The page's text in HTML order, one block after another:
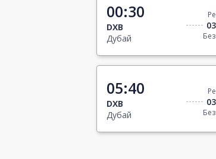
00:30
DXB
Дубай
05:40
DXB
Дубай